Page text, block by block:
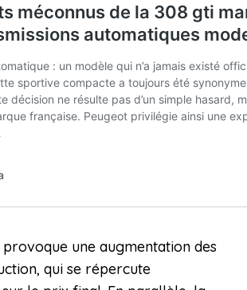
une augmentation des
qui se répercute